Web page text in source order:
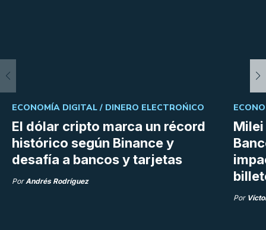
El dólar cripto marca un récord
histórico según Binance y
desafía a bancos y tarjetas
ECONOMÍA DIGITAL / DINERO ELECTROŃICO
Por Andrés Rodríguez
Por